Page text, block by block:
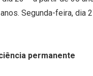
Segunda-feira, dia
permanente